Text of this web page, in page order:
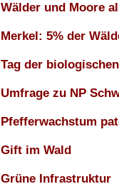
Wälder und Moore
Merkel: 5% der
Tag der
Umfrage zu NP
Pfefferwachstum
Gift im Wald
Grüne Infrastruktur